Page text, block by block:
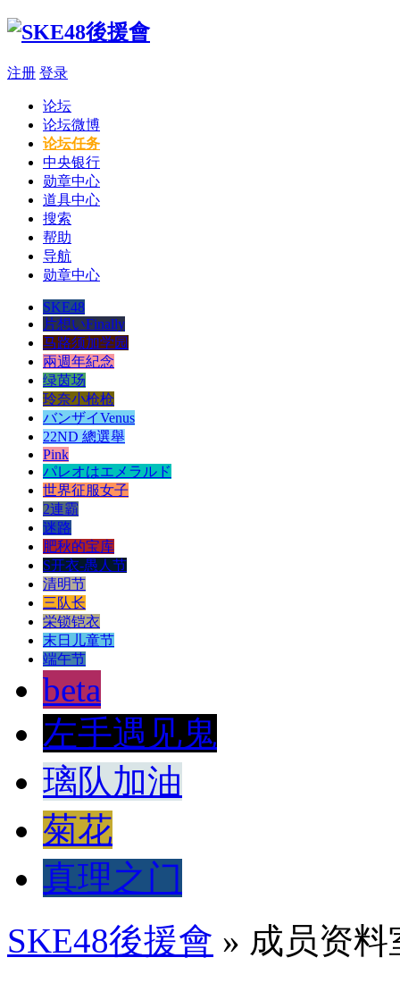
注册 登录
论坛
论坛微博
论坛任务
中央银行
勋章中心
道具中心
搜索
帮助
导航
勋章中心
SKE48
片想いFinally
马路须加学园
兩週年紀念
绿茵场
玲奈小枪枪
バンザイVenus
22ND 總選舉
Pink
パレオはエメラルド
世界征服女子
2連霸
迷路
肥秋的宝库
S开衣-愚人节
清明节
三队长
栄锁铠衣
末日儿童节
端午节
beta
左手遇见鬼
璃队加油
菊花
真理之门
SKE48後援會 » 成员资料